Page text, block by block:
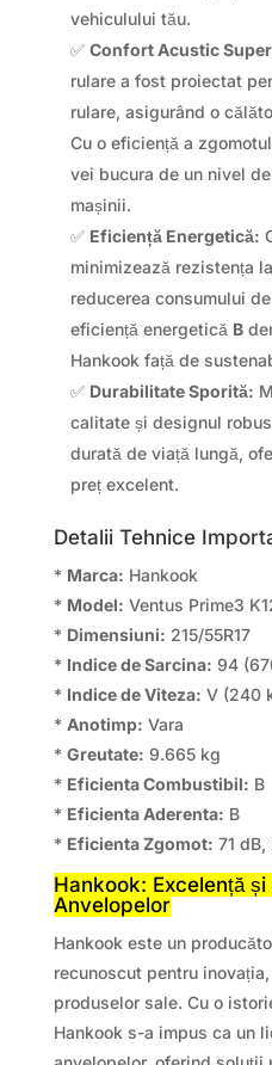
vehiculului tău.
✅ Confort Acustic
rulare a fost proiectat
rulare, asigurând o
Cu o eficiență a
vei bucura de un nivel
mașinii.
✅ Eficiență Energetică:
minimizează rezistența
reducerea consumului
eficiență energetică B
Hankook față de
✅ Durabilitate Sporită:
calitate și designul
durată de viață lungă,
preț excelent.
Detalii Tehnice
* Marca: Hankook
* Model: Ventus Prime3
* Dimensiuni: 215/55R17
* Indice de Sarcina: 94
* Indice de Viteza: V (240
* Anotimp: Vara
* Greutate: 9.665 kg
* Eficienta Combustibil: B
* Eficienta Aderenta: B
* Eficienta Zgomot: 71
Hankook: Excelență
Anvelopelor
Hankook este un
recunoscut pentru
produselor sale. Cu o
Hankook s-a impus ca un